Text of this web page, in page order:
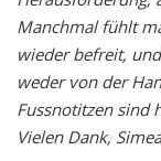
Manchmal fühlt
wieder befreit,
weder von der
Fussnotitzen sind
Vielen Dank,